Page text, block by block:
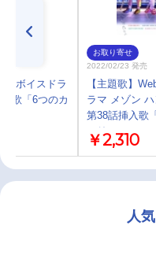
ルボイスドラ
歌「6つのカ
お取り寄せ
2022/02/23 発売
【主題歌】
ラマ メゾン
第38話挿入歌
ーリー」
￥2,310
人